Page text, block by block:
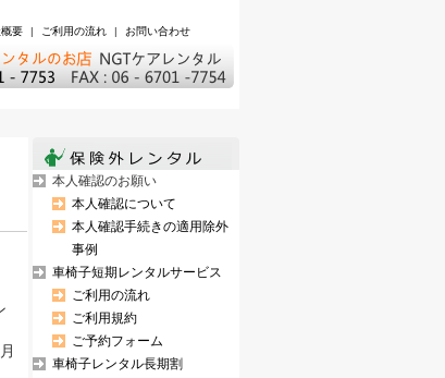
要 | ご利用の流れ | お問い合わせ
本人確認のお願い
本人確認について
本人確認手続きの適用除外
事例
車椅子短期レンタルサービス
ご利用の流れ
ご利用規約
ご予約フォーム
車椅子レンタル長期割